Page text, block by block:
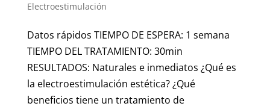
Electroestimulación
Datos rápidos TIEMPO DE ESPERA: 1 semana
TIEMPO DEL TRATAMIENTO: 30min
RESULTADOS: Naturales e inmediatos ¿Qué es
la electroestimulación estética? ¿Qué
beneficios tiene un tratamiento de